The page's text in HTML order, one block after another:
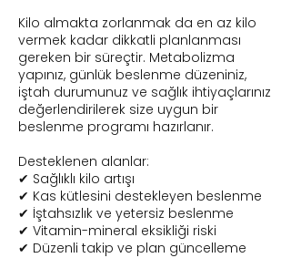
Kilo almakta zorlanmak da en az kilo
vermek kadar dikkatli planlanması
gereken bir süreçtir. Metabolizma
yapınız, günlük beslenme düzeniniz,
iştah durumunuz ve sağlık ihtiyaçlarınız
değerlendirilerek size uygun bir
beslenme programı hazırlanır.
Desteklenen alanlar:
✔ Sağlıklı kilo artışı
✔ Kas kütlesini destekleyen beslenme
✔ İştahsızlık ve yetersiz beslenme
✔ Vitamin-mineral eksikliği riski
✔ Düzenli takip ve plan güncelleme